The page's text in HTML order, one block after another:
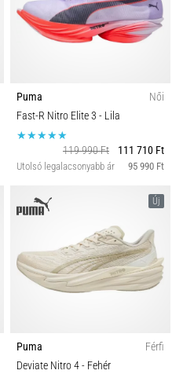
Puma
Női
Fast-R Nitro Elite 3 - Lila
119 990 Ft 111 710 Ft
Utolsó legalacsonyabb ár 95 990 Ft
Új
Puma
Férfi
Deviate Nitro 4- Fehér